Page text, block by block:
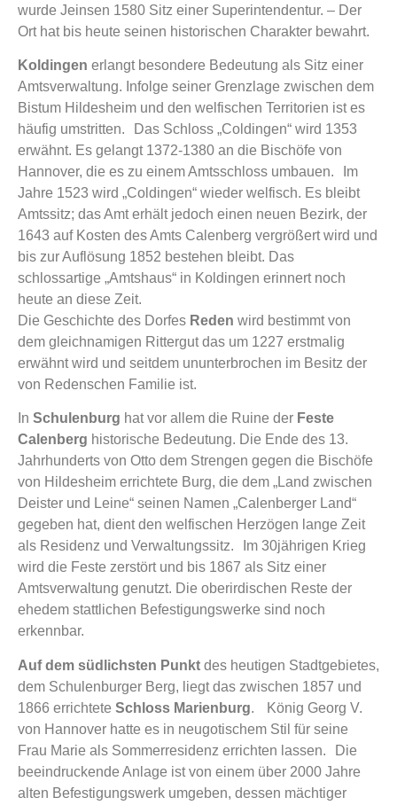
wurde Jeinsen 1580 Sitz einer Superintendentur. – Der
Ort hat bis heute seinen historischen Charakter bewahrt.
Koldingen erlangt besondere Bedeutung als Sitz einer
Amtsverwaltung. Infolge seiner Grenzlage zwischen dem
Bistum Hildesheim und den welfischen Territorien ist es
häufig umstritten. Das Schloss „Coldingen“ wird 1353
erwähnt. Es gelangt 1372-1380 an die Bischöfe von
Hannover, die es zu einem Amtsschloss umbauen. Im
Jahre 1523 wird „Coldingen“ wieder welfisch. Es bleibt
Amtssitz; das Amt erhält jedoch einen neuen Bezirk, der
1643 auf Kosten des Amts Calenberg vergrößert wird und
bis zur Auflösung 1852 bestehen bleibt. Das
schlossartige „Amtshaus“ in Koldingen erinnert noch
heute an diese Zeit.
Die Geschichte des Dorfes Reden wird bestimmt von
dem gleichnamigen Rittergut das um 1227 erstmalig
erwähnt wird und seitdem ununterbrochen im Besitz der
von Redenschen Familie ist.
In Schulenburg hat vor allem die Ruine der Feste
Calenberg historische Bedeutung. Die Ende des 13.
Jahrhunderts von Otto dem Strengen gegen die Bischöfe
von Hildesheim errichtete Burg, die dem „Land zwischen
Deister und Leine“ seinen Namen „Calenberger Land“
gegeben hat, dient den welfischen Herzögen lange Zeit
als Residenz und Verwaltungssitz. Im 30jährigen Krieg
wird die Feste zerstört und bis 1867 als Sitz einer
Amtsverwaltung genutzt. Die oberirdischen Reste der
ehedem stattlichen Befestigungswerke sind noch
erkennbar.
Auf dem südlichsten Punkt des heutigen Stadtgebietes,
dem Schulenburger Berg, liegt das zwischen 1857 und
1866 errichtete Schloss Marienburg. König Georg V.
von Hannover hatte es in neugotischem Stil für seine
Frau Marie als Sommerresidenz errichten lassen. Die
beeindruckende Anlage ist von einem über 2000 Jahre
alten Befestigungswerk umgeben, dessen mächtiger